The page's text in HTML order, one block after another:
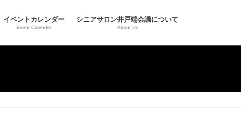
イベントカレンダー
Event Calender
シニアサロン井戸端会議について
About Us